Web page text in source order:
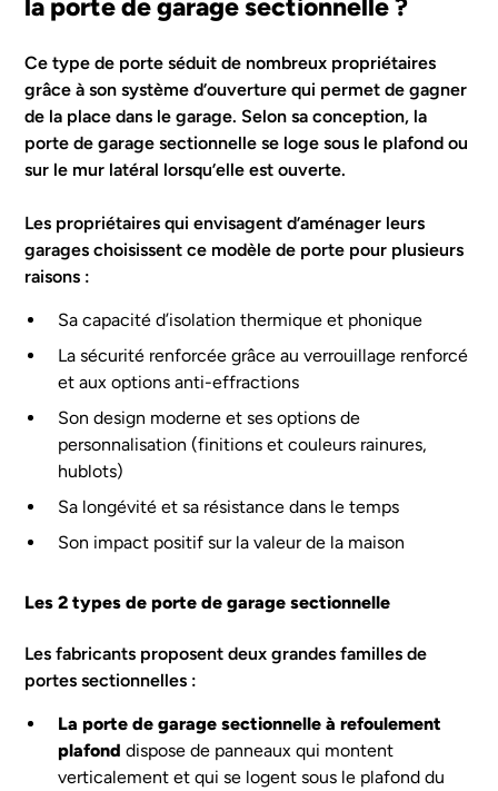
Ce type de porte séduit de nombreux propriétaires
grâce à son système d’ouverture qui permet de gagner
de la place dans le garage. Selon sa conception, la
porte de garage sectionnelle se loge sous le plafond ou
sur le mur latéral lorsqu’elle est ouverte.
Les propriétaires qui envisagent d’aménager leurs
garages choisissent ce modèle de porte pour plusieurs
raisons :
Sa capacité d’isolation thermique et phonique
La sécurité renforcée grâce au verrouillage renforcé
et aux options anti-effractions
Son design moderne et ses options de
personnalisation (finitions et couleurs rainures,
hublots)
Sa longévité et sa résistance dans le temps
Son impact positif sur la valeur de la maison
Les 2 types de porte de garage sectionnelle
Les fabricants proposent deux grandes familles de
portes sectionnelles :
La porte de garage sectionnelle à refoulement
plafond dispose de panneaux qui montent
verticalement et qui se logent sous le plafond du